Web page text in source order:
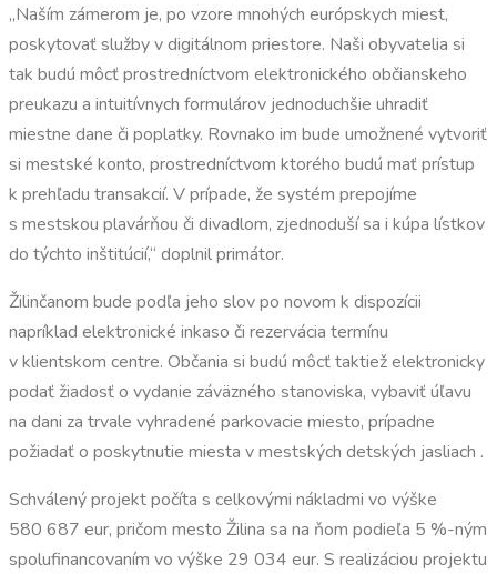
„Naším zámerom je, po vzore mnohých európskych miest,
poskytovať služby v digitálnom priestore. Naši obyvatelia si
tak budú môcť prostredníctvom elektronického občianskeho
preukazu a intuitívnych formulárov jednoduchšie uhradiť
miestne dane či poplatky. Rovnako im bude umožnené vytvoriť
si mestské konto, prostredníctvom ktorého budú mať prístup
k prehľadu transakcií. V prípade, že systém prepojíme
s mestskou plavárňou či divadlom, zjednoduší sa i kúpa lístkov
do týchto inštitúcií,“ doplnil primátor.
Žilinčanom bude podľa jeho slov po novom k dispozícii
napríklad elektronické inkaso či rezervácia termínu
v klientskom centre. Občania si budú môcť taktiež elektronicky
podať žiadosť o vydanie záväzného stanoviska, vybaviť úľavu
na dani za trvale vyhradené parkovacie miesto, prípadne
požiadať o poskytnutie miesta v mestských detských jasliach .
Schválený projekt počíta s celkovými nákladmi vo výške
580 687 eur, pričom mesto Žilina sa na ňom podieľa 5 %-ným
spolufinancovaním vo výške 29 034 eur. S realizáciou projektu